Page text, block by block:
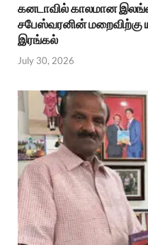
கனடாவில் காலமான
சபேஸ்வரனின்
இரங்கல்
July 30, 2026